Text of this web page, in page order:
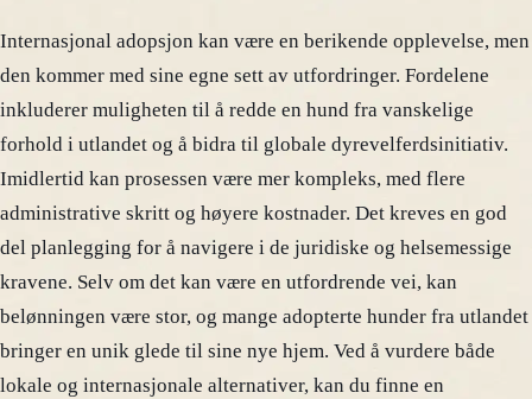
Internasjonal adopsjon kan være en berikende opplevelse, men
den kommer med sine egne sett av utfordringer. Fordelene
inkluderer muligheten til å redde en hund fra vanskelige
forhold i utlandet og å bidra til globale dyrevelferdsinitiativ.
Imidlertid kan prosessen være mer kompleks, med flere
administrative skritt og høyere kostnader. Det kreves en god
del planlegging for å navigere i de juridiske og helsemessige
kravene. Selv om det kan være en utfordrende vei, kan
belønningen være stor, og mange adopterte hunder fra utlandet
bringer en unik glede til sine nye hjem. Ved å vurdere både
lokale og internasjonale alternativer, kan du finne en